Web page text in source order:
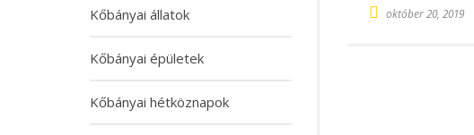
október 20, 2019
Kőbányai állatok
Kőbányai épületek
Kőbányai hétköznapok